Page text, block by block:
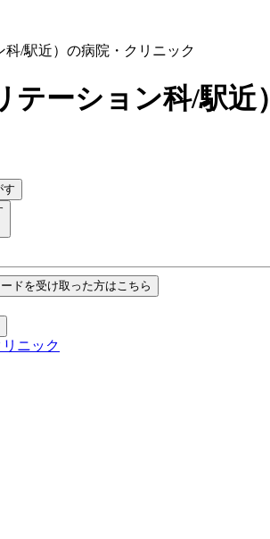
/駅近）の病院・クリニック
テーション科/駅近）
す
ドを受け取った方はこちら
ニック